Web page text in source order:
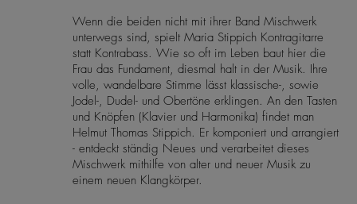
Wenn die beiden nicht mit ihrer Band Mischwerk
unterwegs sind, spielt Maria Stippich Kontragitarre
statt Kontrabass. Wie so oft im Leben baut hier die
Frau das Fundament, diesmal halt in der Musik. Ihre
volle, wandelbare Stimme lässt klassische-, sowie
Jodel-, Dudel- und Obertöne erklingen. An den Tasten
und Knöpfen (Klavier und Harmonika) findet man
Helmut Thomas Stippich. Er komponiert und arrangiert
- entdeckt ständig Neues und verarbeitet dieses
Mischwerk mithilfe von alter und neuer Musik zu
einem neuen Klangkörper.